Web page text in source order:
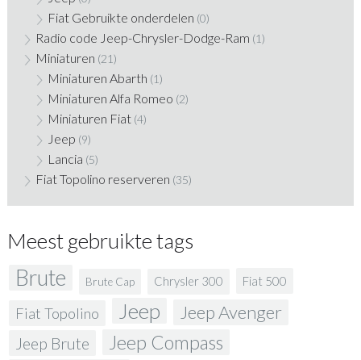
Fiat Gebruikte onderdelen (0)
Radio code Jeep-Chrysler-Dodge-Ram (1)
Miniaturen (21)
Miniaturen Abarth (1)
Miniaturen Alfa Romeo (2)
Miniaturen Fiat (4)
Jeep (9)
Lancia (5)
Fiat Topolino reserveren (35)
Meest gebruikte tags
Brute Brute Cap Chrysler 300 Fiat 500
Fiat Topolino Jeep Jeep Avenger
Jeep Brute Jeep Compass